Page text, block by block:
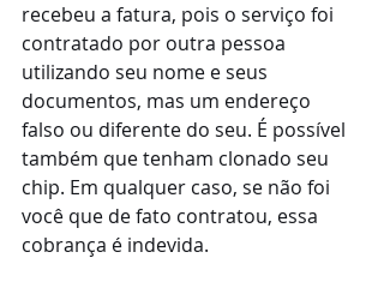
recebeu a fatura, pois o serviço foi
contratado por outra pessoa
utilizando seu nome e seus
documentos, mas um endereço
falso ou diferente do seu. É possível
também que tenham clonado seu
chip. Em qualquer caso, se não foi
você que de fato contratou, essa
cobrança é indevida.